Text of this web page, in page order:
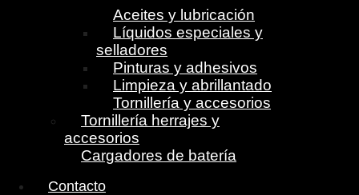
Aceites y lubricación
Líquidos especiales y
selladores
Pinturas y adhesivos
Limpieza y abrillantado
Tornillería y accesorios
Tornillería herrajes y
accesorios
Cargadores de batería
Contacto